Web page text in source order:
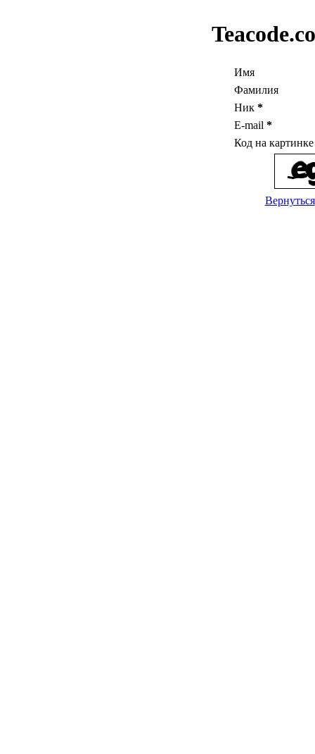
Имя
Фамилия
Ник *
E-mail *
Код на
Вернуться